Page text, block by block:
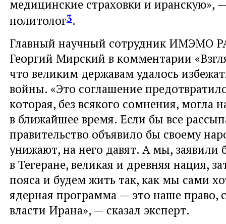
медицинские страховки и иранскую»,
политолог3.
Главный научный сотрудник ИМЭМО
Георгий Мирский в комментарии
что великим державам удалось
войны. «Это соглашение
которая, без всякого сомнения, могла
в ближайшее время. Если бы все
правительство объявило бы своему
унижают, на него давят. А мы, заявили
в Тегеране, великая и древняя нация,
пояса и будем жить так, как мы сами
ядерная программа — это наше право,
власти Ирана», — сказал эксперт.